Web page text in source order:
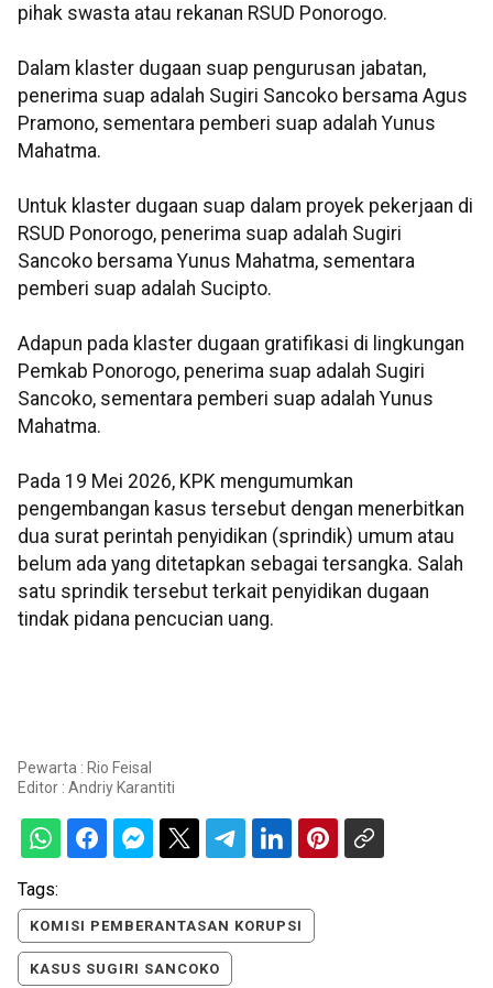
pihak swasta atau rekanan RSUD Ponorogo.
Dalam klaster dugaan suap pengurusan jabatan,
penerima suap adalah Sugiri Sancoko bersama Agus
Pramono, sementara pemberi suap adalah Yunus
Mahatma.
Untuk klaster dugaan suap dalam proyek pekerjaan di
RSUD Ponorogo, penerima suap adalah Sugiri
Sancoko bersama Yunus Mahatma, sementara
pemberi suap adalah Sucipto.
Adapun pada klaster dugaan gratifikasi di lingkungan
Pemkab Ponorogo, penerima suap adalah Sugiri
Sancoko, sementara pemberi suap adalah Yunus
Mahatma.
Pada 19 Mei 2026, KPK mengumumkan
pengembangan kasus tersebut dengan menerbitkan
dua surat perintah penyidikan (sprindik) umum atau
belum ada yang ditetapkan sebagai tersangka. Salah
satu sprindik tersebut terkait penyidikan dugaan
tindak pidana pencucian uang.
Pewarta : Rio Feisal
Editor : Andriy Karantiti
Tags:
KOMISI PEMBERANTASAN KORUPSI
KASUS SUGIRI SANCOKO